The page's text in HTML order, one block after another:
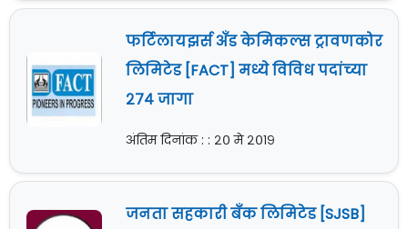
फर्टिलायझर्स अँड केमिकल्स ट्रावणकोर
लिमिटेड [FACT] मध्ये विविध पदांच्या
२७४ जागा
अंतिम दिनांक : : २० मे २०१९
जनता सहकारी बँक लिमिटेड [SJSB]